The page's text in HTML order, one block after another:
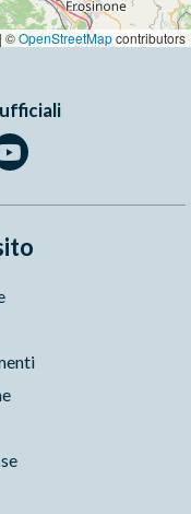
| ©OpenStreetMapcontributors